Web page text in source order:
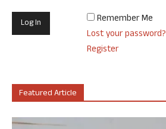
Remember Me
Lost your password?
Register
Featured Article